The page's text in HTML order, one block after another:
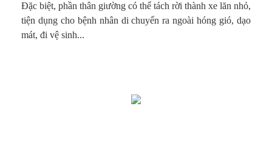
Đặc biệt, phần thân giường có thể tách rời thành xe lăn nhỏ,
tiện dụng cho bệnh nhân di chuyển ra ngoài hóng gió, dạo
mát, đi vệ sinh...